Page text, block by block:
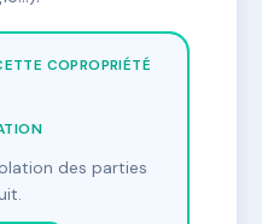
COPROPRIÉTÉ
des parties